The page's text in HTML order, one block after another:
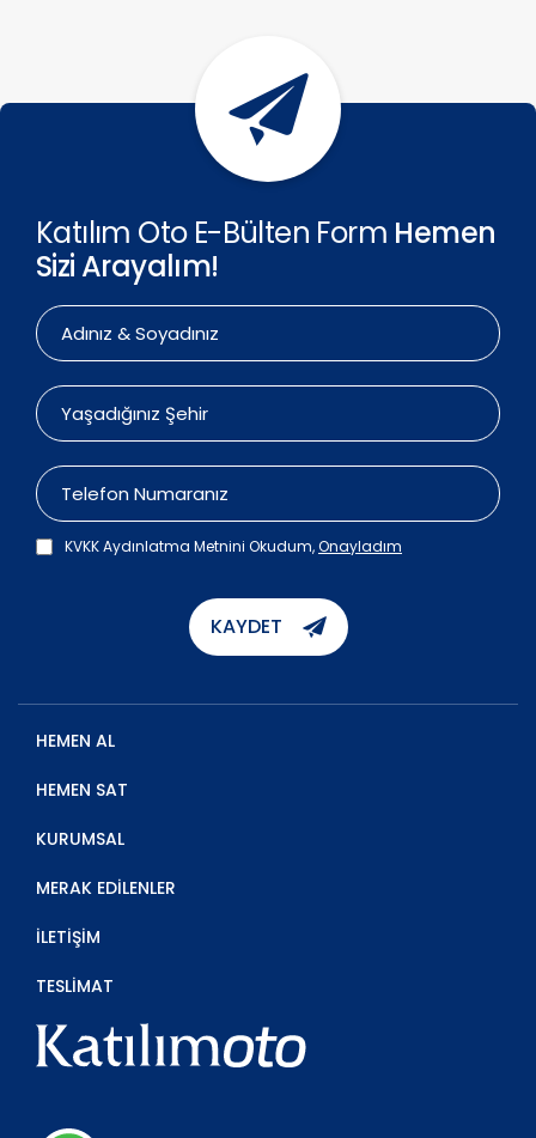
Katılım Oto E-Bülten Form Hemen
Sizi Arayalım!
KVKK Aydınlatma Metnini Okudum,Onayladım
KAYDET
HEMEN AL
HEMEN SAT
KURUMSAL
MERAK EDİLENLER
İLETİŞİM
TESLİMAT